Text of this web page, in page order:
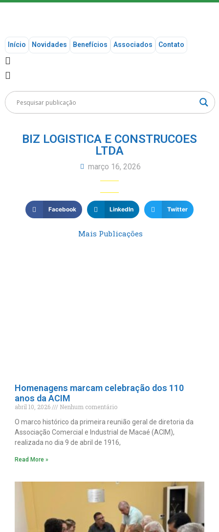
Início Novidades Benefícios Associados Contato
BIZ LOGISTICA E CONSTRUCOES
LTDA
março 16, 2026
Facebook LinkedIn Twitter
Mais Publicações
Homenagens marcam celebração dos 110
anos da ACIM
abril 10, 2026
Nenhum comentário
O marco histórico da primeira reunião geral de diretoria da
Associação Comercial e Industrial de Macaé (ACIM),
realizada no dia 9 de abril de 1916,
Read More »